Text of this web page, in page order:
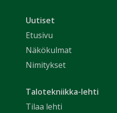
Uutiset
Etusivu
Näkökulmat
Nimitykset
Talotekniikka-lehti
Tilaa lehti